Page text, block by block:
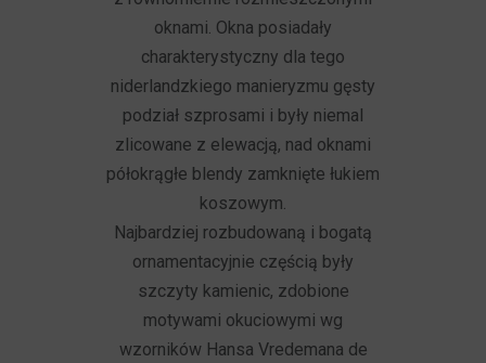
oknami. Okna posiadały
charakterystyczny dla tego
niderlandzkiego manieryzmu gęsty
podział szprosami i były niemal
zlicowane z elewacją, nad oknami
półokrągłe blendy zamknięte łukiem
koszowym.
Najbardziej rozbudowaną i bogatą
ornamentacyjnie częścią były
szczyty kamienic, zdobione
motywami okuciowymi wg
wzorników Hansa Vredemana de